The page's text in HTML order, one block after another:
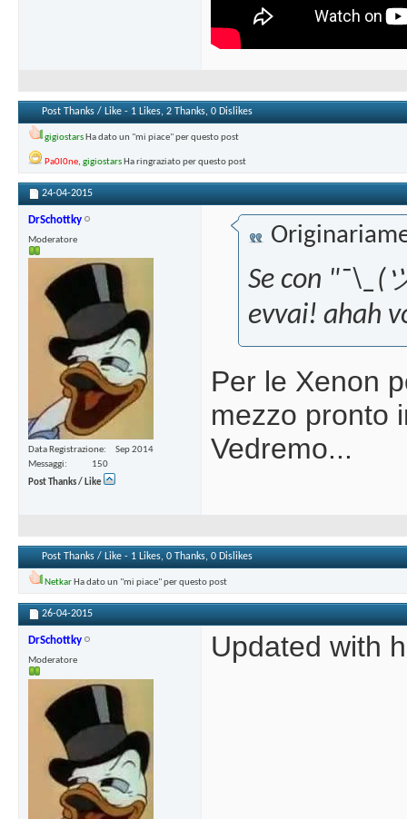
Post Thanks / Like - 1 Likes, 2 Thanks, 0 Dislikes
gigiostars Ha dato un "mi piace" per questo post
Pa0l0ne, gigiostars Ha ringraziato per questo post
24-04-2015
DrSchottky
Moderatore
Data Registrazione
Sep 2014
Messaggi
150
Post Thanks / Like
Se con "¯\_(
evvai! ahah
Per le Xenon
mezzo pronto
Vedremo...
Post Thanks / Like - 1 Likes, 0 Thanks, 0 Dislikes
NetkarHa dato un "mi piace" per questo post
26-04-2015
DrSchottky
Moderatore Updated with